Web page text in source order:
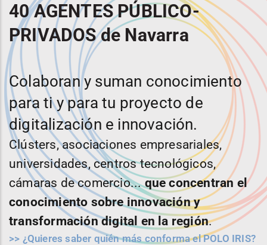
40 AGENTES PÚBLICO-
PRIVADOS de Navarra
Colaboran y suman conocimiento
para ti y para tu proyecto de
digitalización e innovación.
Clústers, asociaciones empresariales,
universidades, centros tecnológicos,
cámaras de comercio...que concentran el
conocimiento sobre innovación y
transformación digital en la región.
>> ¿Quieres saber quién más conforma el POLO IRIS?